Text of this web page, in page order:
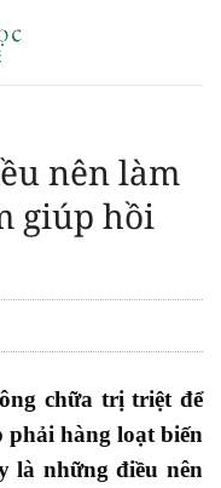
nên làm
giúp hồi
chữa trị triệt để
phải hàng loạt biến
là những điều nên